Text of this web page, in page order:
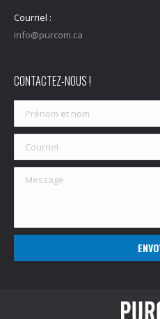
Courriel :
info@purcom.ca
CONTACTEZ-NOUS !